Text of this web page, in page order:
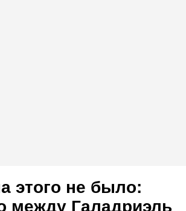
этого не было:
между Галадриэль